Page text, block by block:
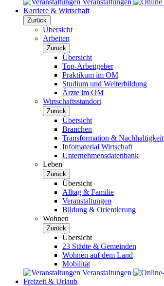
Veranstaltungen
Karriere & Wirtschaft
Zurück
Übersicht
Arbeiten
Zurück
Übersicht
Top-Arbeitgeber
Praktikum im OM
Studium und Weiterbildung
Ärzte im OM
Wirtschaftsstandort
Zurück
Übersicht
Branchen
Transformation & Nachhaltigkeit
Infomaterial Wirtschaft
Unternehmensdatenbank
Leben
Zurück
Übersicht
Alltag & Familie
Veranstaltungen
Bildung & Orientierung
Wohnen
Zurück
Übersicht
23 Städte & Gemeinden
Wohnen auf dem Land
Mobilität
Veranstaltungen
Freizeit & Urlaub